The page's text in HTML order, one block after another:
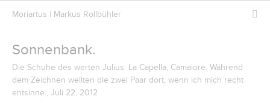
Moriartus | Markus Rollbühler
Sonnenbank.
Die Schuhe des werten Julius. La Capella, Camaiore. Während
dem Zeichnen weilten die zwei Paar dort, wenn ich mich recht
entsinne., Juli 22, 2012